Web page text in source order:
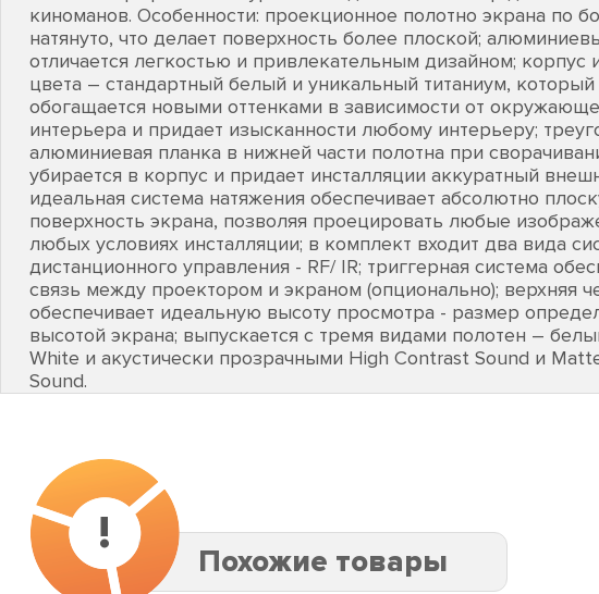
киноманов. Особенности: проекционное полотно экрана по
натянуто, что делает поверхность более плоской;
отличается легкостью и привлекательным дизайном; корпус
цвета – стандартный белый и уникальный титаниум, который
обогащается новыми оттенками в зависимости от
интерьера и придает изысканности любому интерьеру;
алюминиевая планка в нижней части полотна при
убирается в корпус и придает инсталляции аккуратный
идеальная система натяжения обеспечивает абсолютно
поверхность экрана, позволяя проецировать любые
любых условиях инсталляции; в комплект входит два вида
дистанционного управления - RF/ IR; триггерная система
связь между проектором и экраном (опционально); верхняя
обеспечивает идеальную высоту просмотра - размер
высотой экрана; выпускается с тремя видами полотен –
White и акустически прозрачными High Contrast Sound и
Sound.
!
Похожие товары